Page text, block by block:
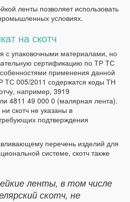
ленты позволяет использовать
условиях.
на скотч
с упаковочными материалами, но
сертификацию по ТР ТС
применения данной
ТС 005/2011 содержатся коды ТН
например, 3919
4811 49 000 0 (малярная лента).
скотч не указаны в
подтверждения
перечень изделий для
системе, скотч также
ленты, в том числе
скотч, не